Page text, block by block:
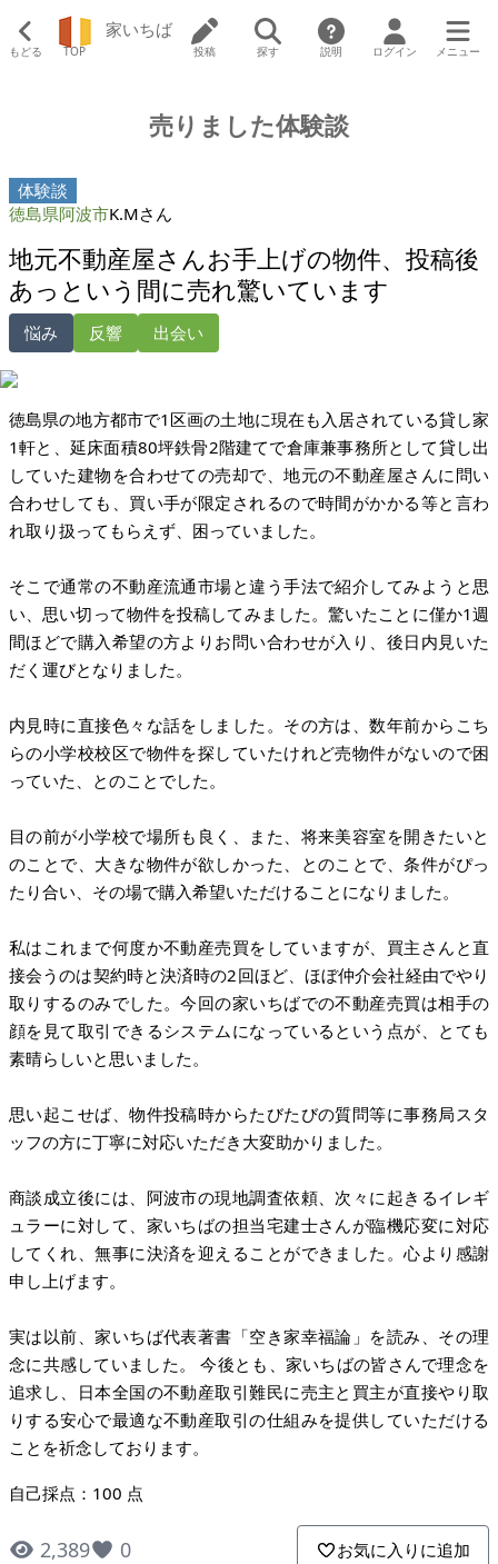
もどる TOP
家いちば
投稿 探す 説明 ログイン メニュー
売りました体験談
体験談
徳島県阿波市K.Mさん
地元不動産屋さんお手上げの物件、投稿後
あっという間に売れ驚いています
悩み 反響 出会い
徳島県の地方都市で1区画の土地に現在も入居されている貸し家
1軒と、延床面積80坪鉄骨2階建てで倉庫兼事務所として貸し出
していた建物を合わせての売却で、地元の不動産屋さんに問い
合わせしても、買い手が限定されるので時間がかかる等と言わ
れ取り扱ってもらえず、困っていました。
そこで通常の不動産流通市場と違う手法で紹介してみようと思
い、思い切って物件を投稿してみました。驚いたことに僅か1週
間ほどで購入希望の方よりお問い合わせが入り、後日内見いた
だく運びとなりました。
内見時に直接色々な話をしました。その方は、数年前からこち
らの小学校校区で物件を探していたけれど売物件がないので困
っていた、とのことでした。
目の前が小学校で場所も良く、また、将来美容室を開きたいと
のことで、大きな物件が欲しかった、とのことで、条件がぴっ
たり合い、その場で購入希望いただけることになりました。
私はこれまで何度か不動産売買をしていますが、買主さんと直
接会うのは契約時と決済時の2回ほど、ほぼ仲介会社経由でやり
取りするのみでした。今回の家いちばでの不動産売買は相手の
顔を見て取引できるシステムになっているという点が、とても
素晴らしいと思いました。
思い起こせば、物件投稿時からたびたびの質問等に事務局スタ
ッフの方に丁寧に対応いただき大変助かりました。
商談成立後には、阿波市の現地調査依頼、次々に起きるイレギ
ュラーに対して、家いちばの担当宅建士さんが臨機応変に対応
してくれ、無事に決済を迎えることができました。心より感謝
申し上げます。
実は以前、家いちば代表著書「空き家幸福論」を読み、その理
念に共感していました。 今後とも、家いちばの皆さんで理念を
追求し、日本全国の不動産取引難民に売主と買主が直接やり取
りする安心で最適な不動産取引の仕組みを提供していただける
ことを祈念しております。
自己採点：100 点
2,389 0 お気に入りに追加